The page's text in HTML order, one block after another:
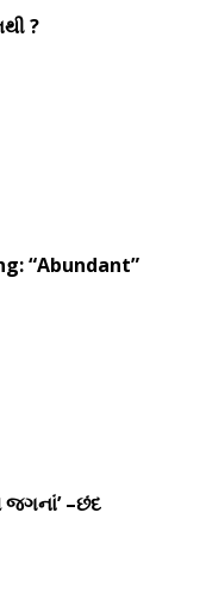
?
“Abundant”
જગનાં’ –છંદ